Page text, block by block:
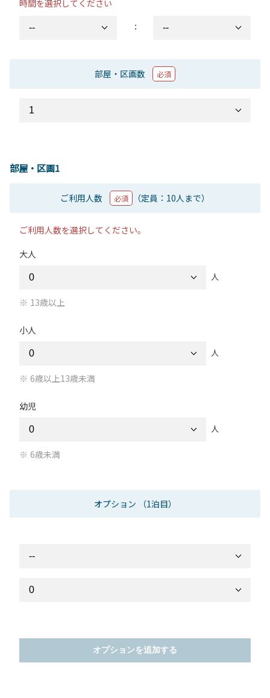
時間を選択してください
：
部屋・区画数 必須
部屋・区画1
ご利用人数 必須 （定員：10人まで）
ご利用人数を選択してください。
大人
人
13歳以上
小人
人
6歳以上13歳未満
幼児
人
6歳未満
オプション （1泊目）
オプションを追加する